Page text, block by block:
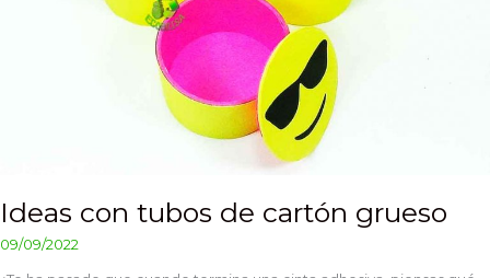
Ideas con tubos de cartón grueso
09/09/2022